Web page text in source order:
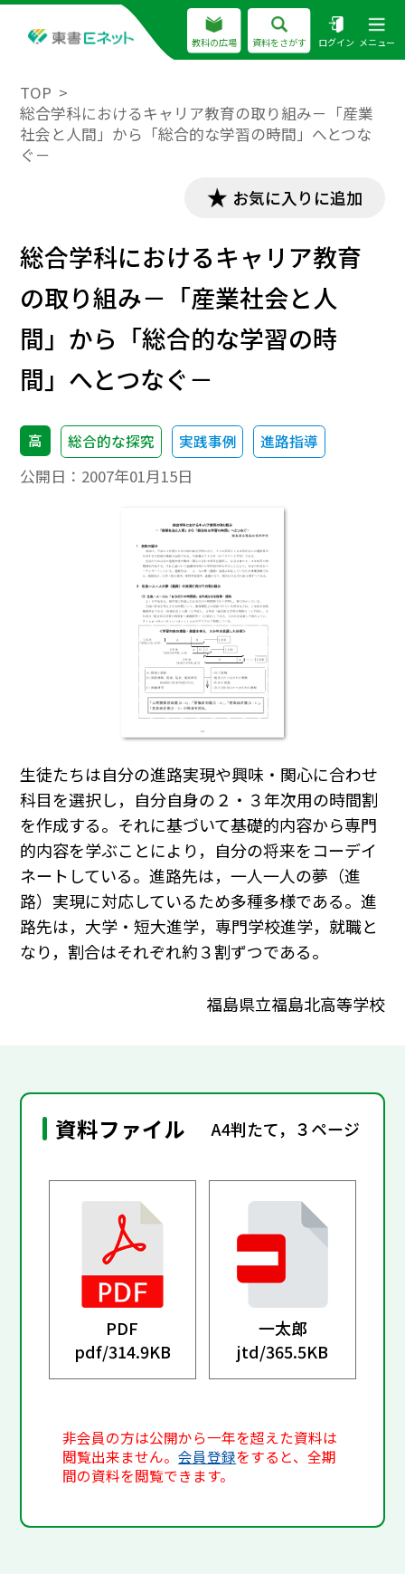
教科の広場 資料をさがす ログイン メニュー
TOP
総合学科におけるキャリア教育の取り組み－「産業
社会と人間」から「総合的な学習の時間」へとつな
ぐ－
お気に入りに追加
総合学科におけるキャリア教育
の取り組み－「産業社会と人
間」から「総合的な学習の時
間」へとつなぐ－
高 総合的な探究 実践事例 進路指導
公開日： 2007年01月15日
生徒たちは自分の進路実現や興味・関心に合わせ
科目を選択し，自分自身の２・３年次用の時間割
を作成する。それに基づいて基礎的内容から専門
的内容を学ぶことにより，自分の将来をコーデイ
ネートしている。進路先は，一人一人の夢（進
路）実現に対応しているため多種多様である。進
路先は，大学・短大進学，専門学校進学，就職と
なり，割合はそれぞれ約３割ずつである。
福島県立福島北高等学校
資料ファイル A4判たて，３ページ
PDF
pdf/314.9KB
一太郎
jtd/365.5KB
非会員の方は公開から一年を超えた資料は
閲覧出来ません。会員登録をすると、全期
間の資料を閲覧できます。